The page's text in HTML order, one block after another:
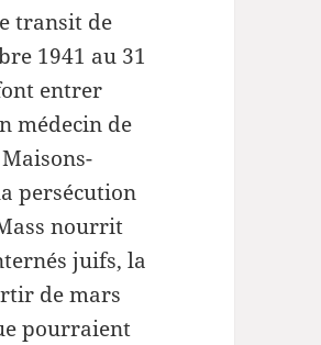
pour
augmenter
diminuer
volume.
transit de
1941 au 31
entrer
médecin de
persécution
nourrit
juifs, la
de mars
pourraient